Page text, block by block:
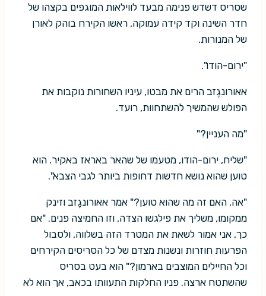
שסריס דשדש פנימה מבעד לווילאות המוגפים בקצהו של
חדר השינה וקד קידה עמוקה, ראשו הקירח בוהק לאורן
של המנורות.
"ירום-הודו".
אאורונגֶזב הרים את מבטו, עיניו השחורות נוקבות את
הפולש שהמשיך להשתחוות, רועד.
"מה העניין?"
"שליח, ירום-הודו, מטעמו של שהאר באראז באקיר. הוא
טוען שהוא נושא חדשות דחופות ביותר לגבי הצבא".
"אה, האם זה מה שהוא טוען?" אמר אאורונגֶזב וזינק
ממקומו, משליך את פילגשו הצדה, וזו החמיצה פנים. "אם
כך, אני אמור לשאת את המטרד הזה בשלווה, ולסבול
הפרעות חוזרות ונשנות מצדם של כל הסריסים הקירחים
וכל החיילים המוצבים בארמון?" הוא בעט בסריס
שהשתטח ארצה. פניו החלקות התעוותו בכאב, אך הוא לא